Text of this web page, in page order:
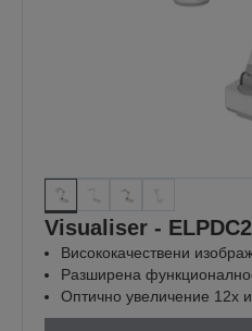
Visualiser -
Висококачествени
Разширена
Оптично увеличение 12x